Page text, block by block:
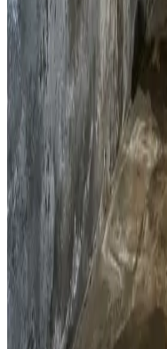
Kælderventilation
Kælderfugt, opstigende
installerer ventilation
kælder.
Læs mere